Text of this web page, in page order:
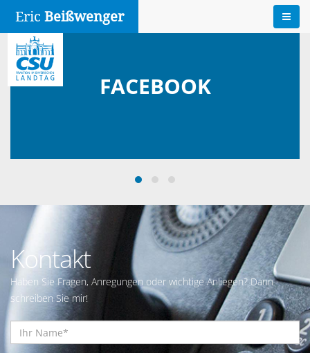
Eric Beißwenger
FACEBOOK
Kontakt
Haben Sie Fragen, Anregungen oder wichtige Anliegen? Dann
schreiben Sie mir!